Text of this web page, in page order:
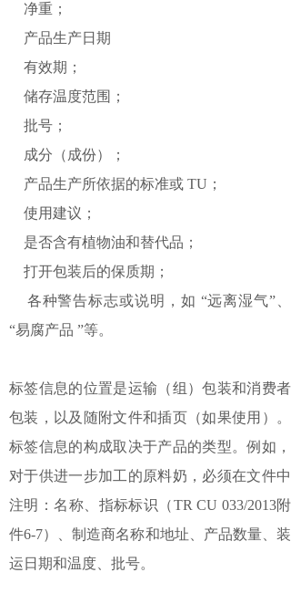
净重；
产品生产日期
有效期；
储存温度范围；
批号；
成分（成份）；
产品生产所依据的标准或 TU；
使用建议；
是否含有植物油和替代品；
打开包装后的保质期；
各种警告标志或说明，如 “远离湿气”、
“易腐产品 ”等。
标签信息的位置是运输（组）包装和消费者
包装，以及随附文件和插页（如果使用）。
标签信息的构成取决于产品的类型。例如，
对于供进一步加工的原料奶，必须在文件中
注明：名称、指标标识（TR CU 033/2013附
件6-7）、制造商名称和地址、产品数量、装
运日期和温度、批号。